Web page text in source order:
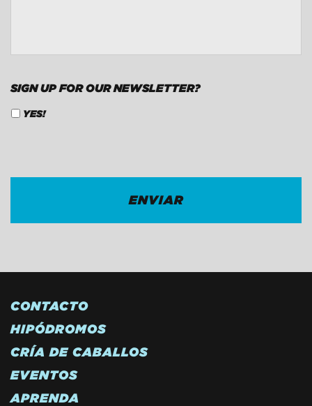
SIGN UP FOR OUR NEWSLETTER?
YES!
CONTACTO
HIPÓDROMOS
CRÍA DE CABALLOS
EVENTOS
APRENDA